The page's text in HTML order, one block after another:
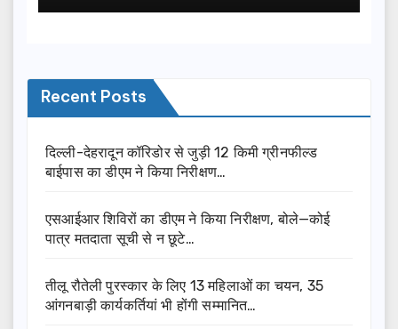
Recent Posts
दिल्ली-देहरादून कॉरिडोर से जुड़ी 12 किमी ग्रीनफील्ड
बाईपास का डीएम ने किया निरीक्षण…
एसआईआर शिविरों का डीएम ने किया निरीक्षण, बोले—कोई
पात्र मतदाता सूची से न छूटे…
तीलू रौतेली पुरस्कार के लिए 13 महिलाओं का चयन, 35
आंगनबाड़ी कार्यकर्तियां भी होंगी सम्मानित…